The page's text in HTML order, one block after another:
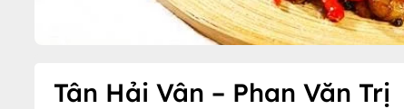
Tân Hải Vân – Phan Văn Trị